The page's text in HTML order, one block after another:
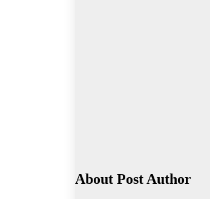
About Post Author